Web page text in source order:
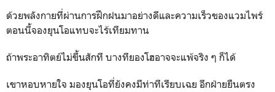
ด้วยพลังกายที่ผ่านการฝึกฝนมาอย่างดีและความเร็วของแวมไพร์
ตอนนี้จองยุนโอแทบจะไร้เทียมทาน
ถ้าพระอาทิตย์ไม่ขึ้นสักที บางทียองโฮอาจจะแพ้จริง ๆ ก็ได้
เขาหอบหายใจ มองยุนโอที่ยังคงมีท่าทีเรียบเฉย อีกฝ่ายยืนตรง